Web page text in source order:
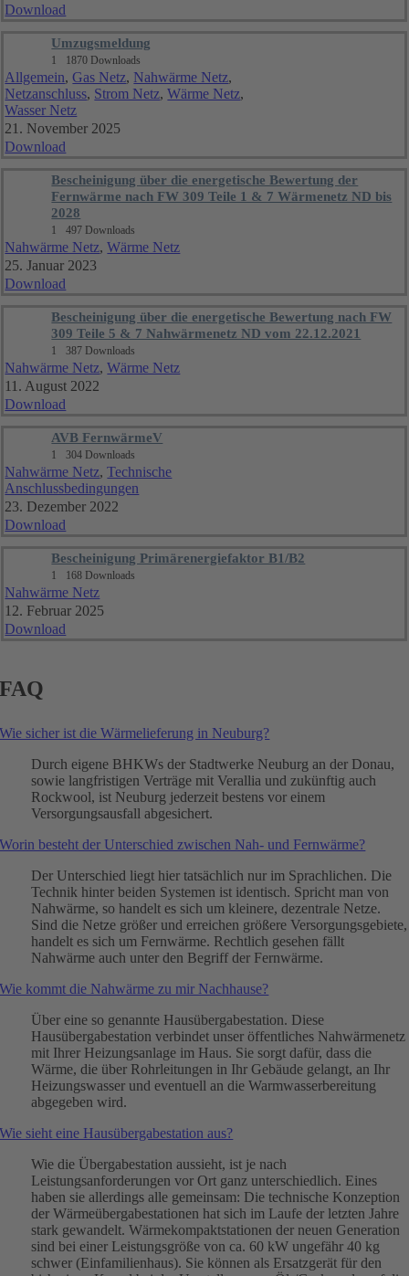
Download
Umzugsmeldung
1 1870 Downloads
Allgemein,Gas Netz, Nahwärme Netz,
Netzanschluss, Strom Netz,Wärme Netz,
Wasser Netz
21. November 2025
Download
Bescheinigung über die energetische Bewertung der
Fernwärme nach FW 309 Teile 1 & 7 Wärmenetz ND bis
2028
1 497 Downloads
Nahwärme Netz,Wärme Netz
25. Januar 2023
Download
Bescheinigung über die energetische Bewertung nach FW
309 Teile 5 & 7 Nahwärmenetz ND vom 22.12.2021
1 387 Downloads
Nahwärme Netz,Wärme Netz
11. August 2022
Download
AVB FernwärmeV
1 304 Downloads
Nahwärme Netz,Technische
Anschlussbedingungen
23. Dezember 2022
Download
Bescheinigung Primärenergiefaktor B1/B2
1 168 Downloads
Nahwärme Netz
12. Februar 2025
Download
FAQ
Wie sicher ist die Wärmelieferung in Neuburg?
Durch eigene BHKWs der Stadtwerke Neuburg an der Donau,
sowie langfristigen Verträge mit Verallia und zukünftig auch
Rockwool, ist Neuburg jederzeit bestens vor einem
Versorgungsausfall abgesichert.
Worin besteht der Unterschied zwischen Nah- und Fernwärme?
Der Unterschied liegt hier tatsächlich nur im Sprachlichen. Die
Technik hinter beiden Systemen ist identisch. Spricht man von
Nahwärme, so handelt es sich um kleinere, dezentrale Netze.
Sind die Netze größer und erreichen größere Versorgungsgebiete,
handelt es sich um Fernwärme. Rechtlich gesehen fällt
Nahwärme auch unter den Begriff der Fernwärme.
Wie kommt die Nahwärme zu mir Nachhause?
Über eine so genannte Hausübergabestation. Diese
Hausübergabestation verbindet unser öffentliches Nahwärmenetz
mit Ihrer Heizungsanlage im Haus. Sie sorgt dafür, dass die
Wärme, die über Rohrleitungen in Ihr Gebäude gelangt, an Ihr
Heizungswasser und eventuell an die Warmwasserbereitung
abgegeben wird.
Wie sieht eine Hausübergabestation aus?
Wie die Übergabestation aussieht, ist je nach
Leistungsanforderungen vor Ort ganz unterschiedlich. Eines
haben sie allerdings alle gemeinsam: Die technische Konzeption
der Wärmeübergabestationen hat sich im Laufe der letzten Jahre
stark gewandelt. Wärmekompaktstationen der neuen Generation
sind bei einer Leistungsgröße von ca. 60 kW ungefähr 40 kg
schwer (Einfamilienhaus). Sie können als Ersatzgerät für den